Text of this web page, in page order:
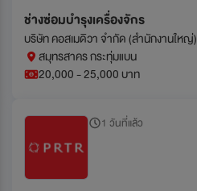
ช่างซ่อมบำรุงเครื่องจักร
บริษัท คอสเมดิวา จำกัด (สำนักงานใหญ่)
สมุทรสาคร กระทุ่มแบน
20,000 - 25,000 บาท
1 วันที่แล้ว